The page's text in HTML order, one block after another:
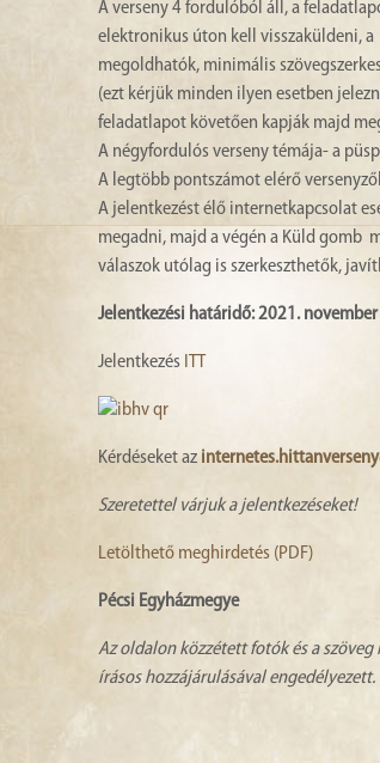
A verseny 4 fordulóból áll, a
elektronikus úton kell visszaküldeni,
megoldhatók, minimális
(ezt kérjük minden ilyen esetben
feladatlapot követően kapják majd
A négyfordulós verseny témája- a
A legtöbb pontszámot elérő
A jelentkezést élő internetkapcsolat
megadni, majd a végén a Küld gomb
válaszok utólag is szerkeszthetők,
Jelentkezési határidő: 2021.
Jelentkezés ITT
Kérdéseket az
Szeretettel várjuk a jelentkezéseket!
Letölthető meghirdetés (PDF)
Pécsi Egyházmegye
Az oldalon közzétett fotók és a szöveg
írásos hozzájárulásával engedélyezett.